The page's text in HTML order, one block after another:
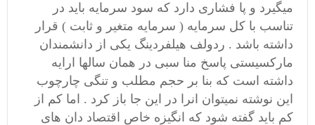
میگیرد و پا فشاری دارد که سود سرمایه باید در
تناسب با کل سرمایه ( سرمایه متغیر و ثابت ) قرار
داشته باشد . ردولف هیلفردینگ یکی از دانشمندان
مارکسیستی پاسخ منا سبی در همان سالها ارایه
داشته است که بنا بر حجم مطلب و تنگی چارچوب
این نوشته نمیتوان انرا در این جا باز کرد . اما کم از
کم باید گفته شود که انگیزه خاص اقتصاد دان های